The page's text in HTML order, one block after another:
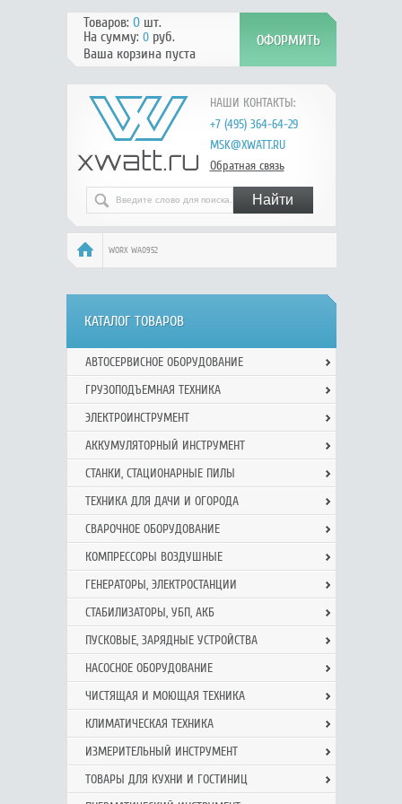
НАШИ КОНТАКТЫ:
+7 (495) 364-64-29
MSK@XWATT.RU
Обратная связь
Товаров: 0шт.
На сумму: 0руб.
Ваша корзина пуста
WORX WA0952
КАТАЛОГ ТОВАРОВ
АВТОСЕРВИСНОЕ ОБОРУДОВАНИЕ
ГРУЗОПОДЪЕМНАЯ ТЕХНИКА
ЭЛЕКТРОИНСТРУМЕНТ
АККУМУЛЯТОРНЫЙ ИНСТРУМЕНТ
СТАНКИ, СТАЦИОНАРНЫЕ ПИЛЫ
ТЕХНИКА ДЛЯ ДАЧИ И ОГОРОДА
СВАРОЧНОЕ ОБОРУДОВАНИЕ
КОМПРЕССОРЫ ВОЗДУШНЫЕ
ГЕНЕРАТОРЫ, ЭЛЕКТРОСТАНЦИИ
СТАБИЛИЗАТОРЫ, УБП, АКБ
ПУСКОВЫЕ, ЗАРЯДНЫЕ УСТРОЙСТВА
НАСОСНОЕ ОБОРУДОВАНИЕ
ЧИСТЯЩАЯ И МОЮЩАЯ ТЕХНИКА
КЛИМАТИЧЕСКАЯ ТЕХНИКА
ИЗМЕРИТЕЛЬНЫЙ ИНСТРУМЕНТ
ТОВАРЫ ДЛЯ КУХНИ И ГОСТИНИЦ